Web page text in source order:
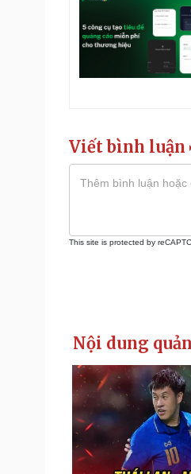
Viết bình luận
This site is protected by